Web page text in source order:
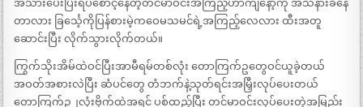
အသားပေးပြီးရပ်စောင့်နေတဲ့တင်မာဝင်းအကြည့်ဟာကျနော့်ကို အသနားခံနေ
တာလား ခြင်္သေ့ကိုပြန်စားမဲ့ကဝေမသမင်ရဲ့အကြည့်လေလား ထီးအတူ
ဆောင်းပြီး လိုက်သွားလိုက်တယ်။
ကြွက်သိုးအိမ်ထဲဝင်ပြီးအာမီရမ်တစ်လုံး တောကြက်ဥတွေဝင်ယူခဲ့တယ်
အဝတ်အစားလဲပြီး ဆံပင်တွေ တံဘက်နဲ့သုတ်ရင်းအမြှီးလုပ်ပေးတယ်
တောကြက်ဥ၂လုံးဗိုက်ထဲအရင် ပစ်ထည့်ပြီး တင်မာဝင်းလုပ်ပေးတဲ့အမြည်း